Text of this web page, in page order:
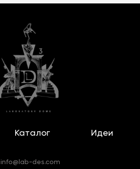
Каталог Идеи
info@lab-des.com